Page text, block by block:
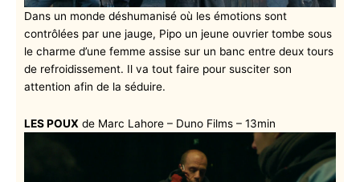
Dans un monde déshumanisé où les émotions sont
contrôlées par une jauge, Pipo un jeune ouvrier tombe sous
le charme d’une femme assise sur un banc entre deux tours
de refroidissement. Il va tout faire pour susciter son
attention afin de la séduire.
LES POUX de Marc Lahore – Duno Films – 13min